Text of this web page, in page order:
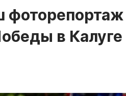
фоторепортаж
в Калуге